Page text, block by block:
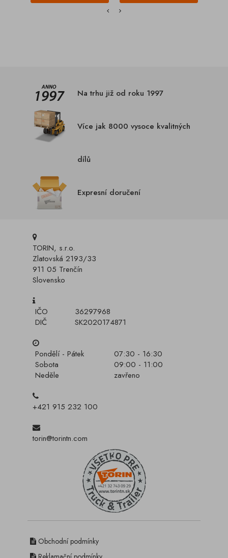
Na trhu již od roku 1997
Více jak 8000 vysoce kvalitných
dílů
Expresní doručení
TORIN, s.r.o.
Zlatovská 2193/33
911 05 Trenčín
Slovensko
IČO
36297968
DIČ
SK2020174871
Pondělí - Pátek
07:30 - 16:30
Sobota
09:00 - 11:00
Neděle
zavřeno
+421 915 232 100
torin@torintn.com
Obchodní podmínky